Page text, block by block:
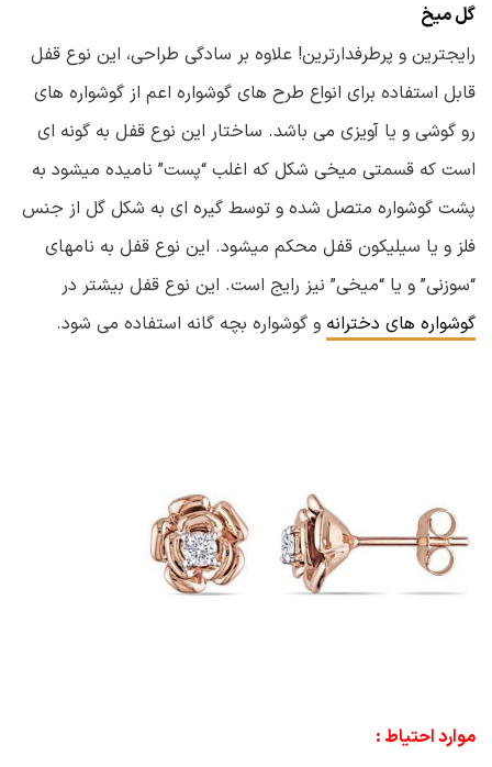
گل میخ
رایجترین و پرطرفدارترین! علاوه بر سادگی طراحی، این نوع قفل
قابل استفاده برای انواع طرح های گوشواره اعم از گوشواره های
رو گوشی و یا آویزی می باشد. ساختار این نوع قفل به گونه ای
است که قسمتی میخی شکل که اغلب “پست” نامیده میشود به
پشت گوشواره متصل شده و توسط گیره ای به شکل گل از جنس
فلز و یا سیلیکون قفل محکم میشود. این نوع قفل به نامهای
“سوزنی” و یا “میخی” نیز رایج است. این نوع قفل بیشتر در
گوشواره های دخترانه و گوشواره بچه گانه استفاده می شود.
موارد احتیاط :